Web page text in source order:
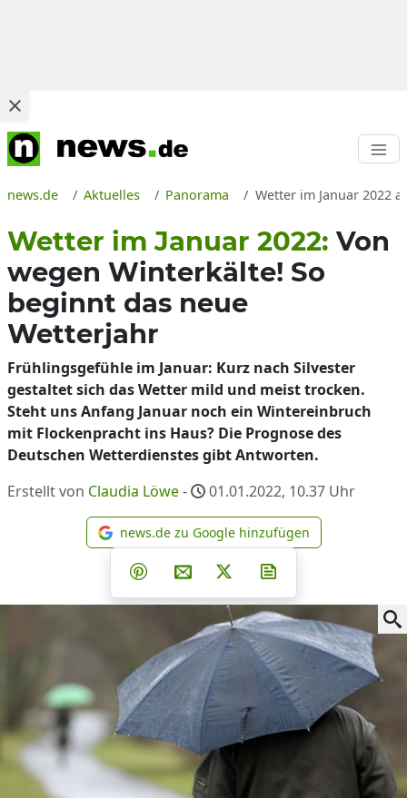
news.de Aktuelles Panorama Wetter im Januar 2022
Wetter im Januar 2022: Von
wegen Winterkälte! So
beginnt das neue
Wetterjahr
Frühlingsgefühle im Januar: Kurz nach Silvester
gestaltet sich das Wetter mild und meist trocken.
Steht uns Anfang Januar noch ein Wintereinbruch
mit Flockenpracht ins Haus? Die Prognose des
Deutschen Wetterdienstes gibt Antworten.
Erstellt von Claudia Löwe- 01.01.2022, 10.37 Uhr
news.de zu Google
news.de zu Google hinzufügen
Teilen auf Facebook
Teilen auf Whatsapp
Teilen auf Telegram
Teilen auf Pinterest
Per E-Mail teilen
Post auf X